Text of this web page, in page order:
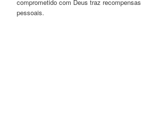
comprometido com Deus traz
pessoais.